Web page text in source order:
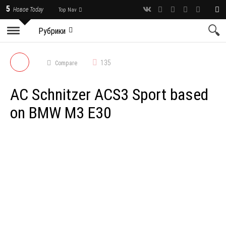
5 Новое Today Top Nav
Рубрики
Compare 135
AC Schnitzer ACS3 Sport based
on BMW M3 E30